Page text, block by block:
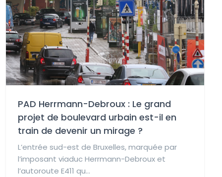
PAD Herrmann-Debroux : Le grand
projet de boulevard urbain est-il en
train de devenir un mirage ?
L’entrée sud-est de Bruxelles, marquée par
l’imposant viaduc Herrmann-Debroux et
l’autoroute E411 qu...